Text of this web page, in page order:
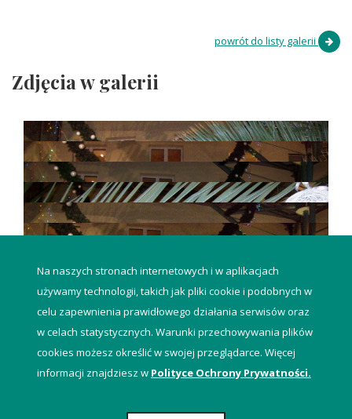
Na naszych stronach internetowych i w aplikacjach
używamy technologii, takich jak pliki cookie i podobnych w
celu zapewnienia prawidłowego działania serwisów oraz
w celach statystycznych. Warunki przechowywania plików
cookies możesz określić w swojej przeglądarce. Więcej
informacji znajdziesz w Polityce Ochrony Prywatności.
powrót do listy galerii
Zdjęcia w galerii
Pracownia Psychologii Klinicznej